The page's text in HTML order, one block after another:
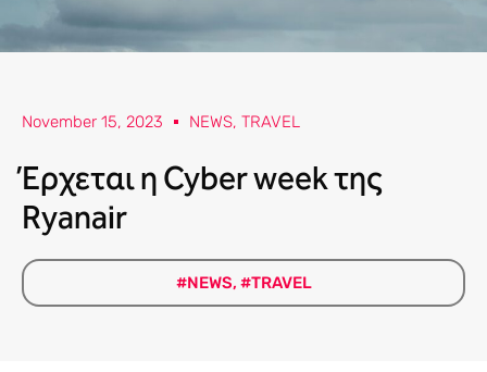
November 15, 2023 NEWS, TRAVEL
Έρχεται η Cyber week της
Ryanair
#NEWS, #TRAVEL